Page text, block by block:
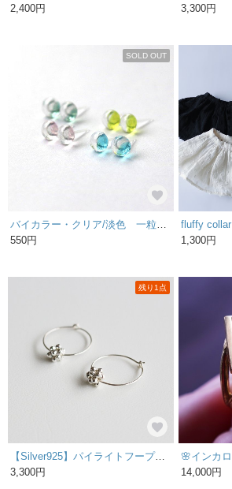
2,400円
3,300円
SOLD OUT
550円
fluffy collar
1,300円
残り1点
【Silver925】パイライトフープベリーピアス 天然石
3,300円
14,000円